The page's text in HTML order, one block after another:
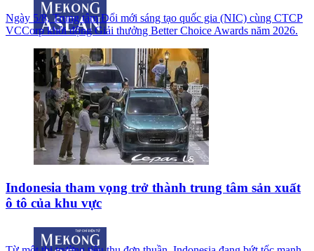
Ngày 5/8, Trung tâm Đổi mới sáng tạo quốc gia (NIC) cùng CTCP
VCCorp khởi động Giải thưởng Better Choice Awards năm 2026.
Indonesia tham vọng trở thành trung tâm sản xuất
ô tô của khu vực